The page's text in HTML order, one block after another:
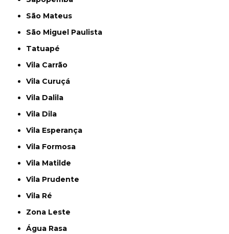
São Mateus
São Miguel Paulista
Tatuapé
Vila Carrão
Vila Curuçá
Vila Dalila
Vila Dila
Vila Esperança
Vila Formosa
Vila Matilde
Vila Prudente
Vila Ré
Zona Leste
Água Rasa